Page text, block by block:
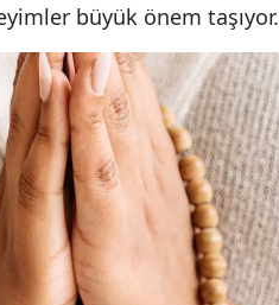
Kahramanmaraş
Mardin
Muğla
Muş
Nevşehir
Niğde
büyük önem taşıyor.